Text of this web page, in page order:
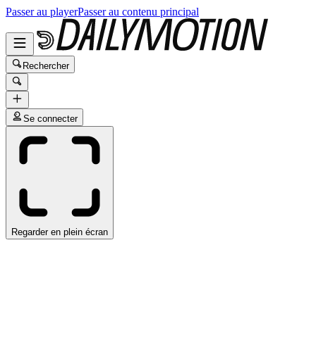
Passer au playerPasser au contenu principal
Rechercher
Se connecter
Regarder en plein écran